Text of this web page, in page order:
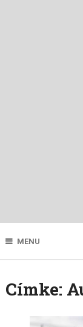
MENU
Címke: